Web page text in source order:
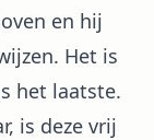
en hij
Het is
het laatste.
is deze vrij